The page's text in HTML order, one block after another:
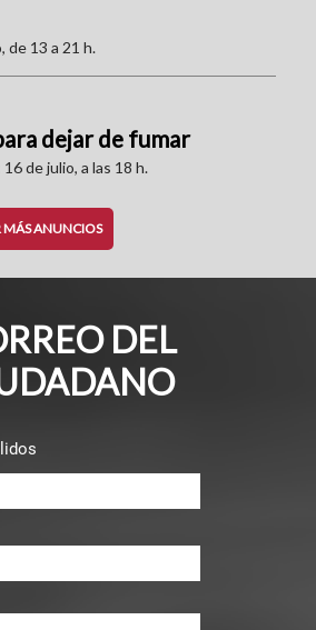
de 13 a 21 h.
dejar de fumar
de julio, a las 18 h.
MÁS ANUNCIOS
DEL